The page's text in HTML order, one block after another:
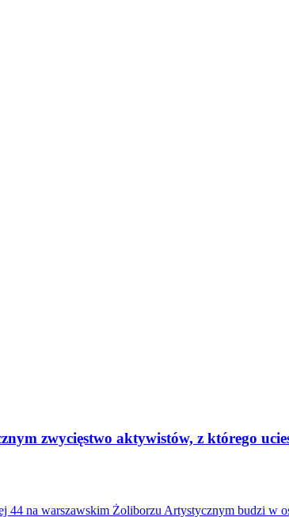
zwycięstwo aktywistów, z którego
44 na warszawskim Żoliborzu Artystycznym budzi w